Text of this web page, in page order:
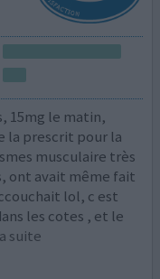
15mg le matin,
la prescrit pour la
musculaire très
ont avait même fait
lol, c est
les cotes , et le
suite